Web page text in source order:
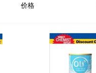
价格